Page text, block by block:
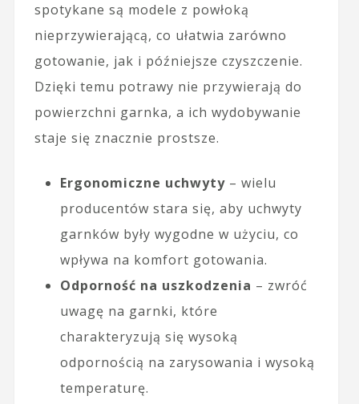
spotykane są modele z powłoką
nieprzywierającą, co ułatwia zarówno
gotowanie, jak i późniejsze czyszczenie.
Dzięki temu potrawy nie przywierają do
powierzchni garnka, a ich wydobywanie
staje się znacznie prostsze.
Ergonomiczne uchwyty– wielu
producentów stara się, aby uchwyty
garnków były wygodne w użyciu, co
wpływa na komfort gotowania.
Odporność na uszkodzenia – zwróć
uwagę na garnki, które
charakteryzują się wysoką
odpornością na zarysowania i wysoką
temperaturę.